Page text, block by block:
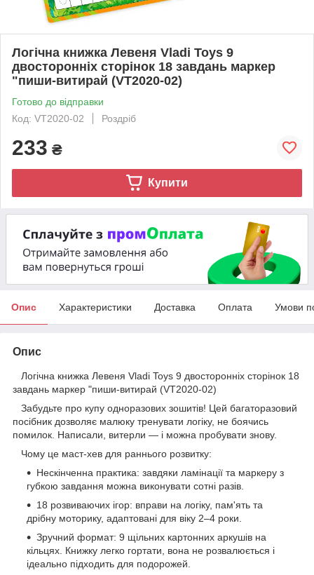
Логічна книжка Левеня Vladi Toys 9
двосторонніх сторінок 18 завдань маркер
"пиши-витирай (VT2020-02)
Готово до відправки
Код: VT2020-02
Роздріб
233 ₴
Купити
Опис Характеристики Доставка Оплата Умови
Опис
Логічна книжка Левеня Vladi Toys 9 двосторонніх сторінок 18
завдань маркер "пиши-витирай (VT2020-02)
Забудьте про купу одноразових зошитів! Цей багаторазовий
посібник дозволяє малюку тренувати логіку, не боячись
помилок. Написали, витерли — і можна пробувати знову.
Чому це маст-хев для раннього розвитку:
Нескінченна практика: завдяки ламінації та маркеру з
губкою завдання можна виконувати сотні разів.
18 розвиваючих ігор: вправи на логіку, пам'ять та
дрібну моторику, адаптовані для віку 2–4 роки.
Зручний формат: 9 щільних картонних аркушів на
кільцях. Книжку легко гортати, вона не розвалюється і
ідеально підходить для подорожей.